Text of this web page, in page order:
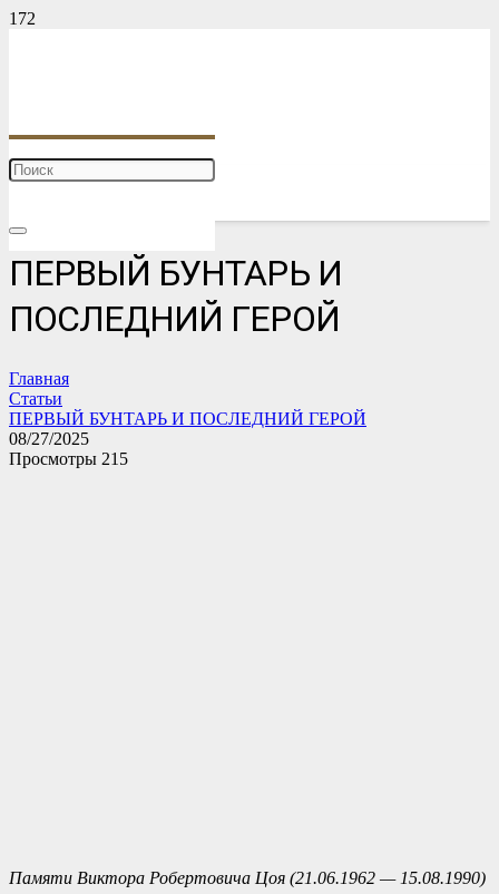
ПЕРВЫЙ БУНТАРЬ И
ПОСЛЕДНИЙ ГЕРОЙ
Главная
Статьи
ПЕРВЫЙ БУНТАРЬ И ПОСЛЕДНИЙ ГЕРОЙ
08/27/2025
Просмотры 215
Памяти Виктора Робертовича Цоя (21.06.1962 — 15.08.1990)